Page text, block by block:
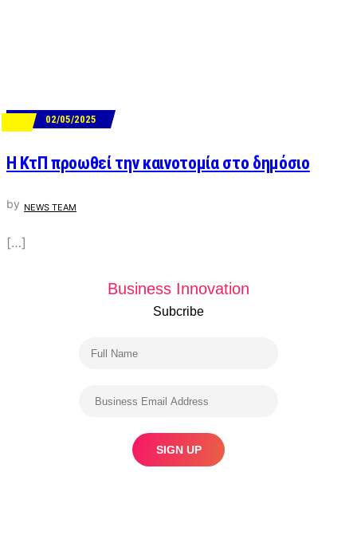
02/05/2025
Η ΚτΠ προωθεί την καινοτομία στο δημόσιο
by NEWS TEAM
[…]
Business Innovation
Subcribe